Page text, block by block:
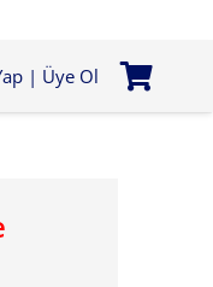
| Üye Ol